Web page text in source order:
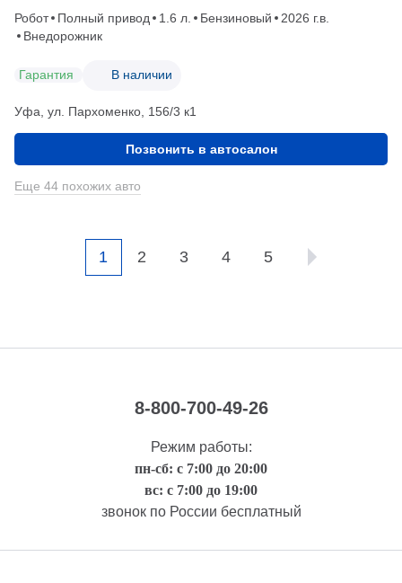
Робот Полный привод 1.6 л. Бензиновый
2026 г.в.
Внедорожник
Гарантия В наличии
Уфа, ул. Пархоменко, 156/3 к1
Позвонить в автосалон
Еще 44 похожих авто
1 2 3 4 5
8-800-700-49-26
Режим работы:
пн-сб: с 7:00 до 20:00
вс: с 7:00 до 19:00
звонок по России бесплатный